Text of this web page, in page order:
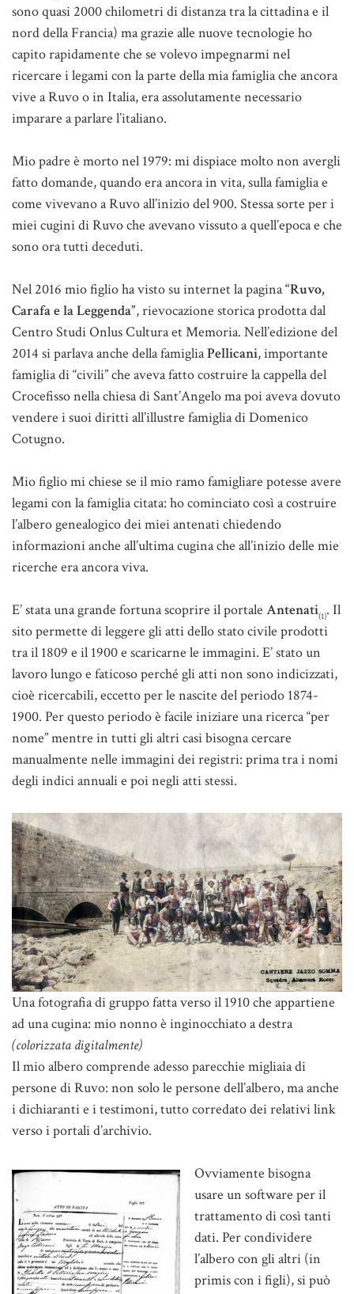
sono quasi 2000 chilometri di distanza tra la cittadina e il
nord della Francia) ma grazie alle nuove tecnologie ho
capito rapidamente che se volevo impegnarmi nel
ricercare i legami con la parte della mia famiglia che ancora
vive a Ruvo o in Italia, era assolutamente necessario
imparare a parlare l’italiano.
Mio padre è morto nel 1979: mi dispiace molto non avergli
fatto domande, quando era ancora in vita, sulla famiglia e
come vivevano a Ruvo all’inizio del 900. Stessa sorte per i
miei cugini di Ruvo che avevano vissuto a quell’epoca e che
sono ora tutti deceduti.
Nel 2016 mio figlio ha visto su internet la pagina“Ruvo,
Carafa e la Leggenda”, rievocazione storica prodotta dal
Centro Studi Onlus Cultura et Memoria. Nell’edizione del
2014 si parlava anche della famigliaPellicani, importante
famiglia di “civili” che aveva fatto costruire la cappella del
Crocefisso nella chiesa di Sant’Angelo ma poi aveva dovuto
vendere i suoi diritti all’illustre famiglia di Domenico
Cotugno.
Mio figlio mi chiese se il mio ramo famigliare potesse avere
legami con la famiglia citata: ho cominciato così a costruire
l’albero genealogico dei miei antenati chiedendo
informazioni anche all’ultima cugina che all’inizio delle mie
ricerche era ancora viva.
E’ stata una grande fortuna scoprire il portale Antenati(1). Il
sito permette di leggere gli atti dello stato civile prodotti
tra il 1809 e il 1900 e scaricarne le immagini. E’ stato un
lavoro lungo e faticoso perché gli atti non sono indicizzati,
cioè ricercabili, eccetto per le nascite del periodo 1874-
1900. Per questo periodo è facile iniziare una ricerca “per
nome” mentre in tutti gli altri casi bisogna cercare
manualmente nelle immagini dei registri: prima tra i nomi
degli indici annuali e poi negli atti stessi.
Una fotografia di gruppo fatta verso il 1910 che appartiene
ad una cugina: mio nonno è inginocchiato a destra
(colorizzata digitalmente)
Il mio albero comprende adesso parecchie migliaia di
persone di Ruvo: non solo le persone dell’albero, ma anche
i dichiaranti e i testimoni, tutto corredato dei relativi link
verso i portali d’archivio.
Ovviamente bisogna
usare un software per il
trattamento di così tanti
dati. Per condividere
l’albero con gli altri (in
primis con i figli), si può